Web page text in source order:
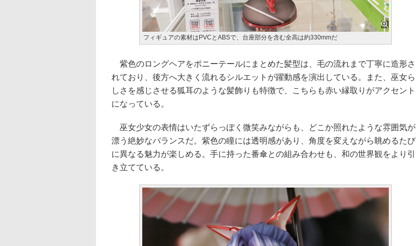
フィギュアの素材はPVCとABSで、台座部分を含む全高は約330mmだ
紫色のロングヘアをポニーテールにまとめた髪型は、毛の流れまで丁寧に造形さ
れており、後方へ大きく流れるシルエットが躍動感を演出している。また、巫女ら
しさを感じさせる狐耳のような髪飾りも特徴で、こちらも赤い縁取りがアクセント
になっている。
巫女少女の表情はいたずらっぽく微笑みながらも、どこか照れたような雰囲気が
漂う絶妙なバランスだ。紫色の瞳には透明感があり、角度を変えながら眺めるたび
に異なる魅力が楽しめる。手に持った番傘との組み合わせも、和の世界観をより引
き立てている。